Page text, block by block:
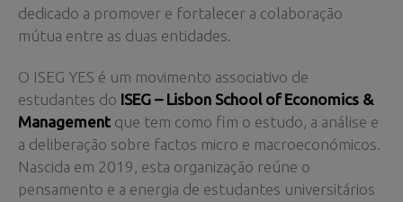
dedicado a promover e fortalecer a colaboração
mútua entre as duas entidades.
O ISEG YES é um movimento associativo de
estudantes do ISEG – Lisbon School of Economics &
Management que tem como fim o estudo, a análise e
a deliberação sobre factos micro e macroeconómicos.
Nascida em 2019, esta organização reúne o
pensamento e a energia de estudantes universitários